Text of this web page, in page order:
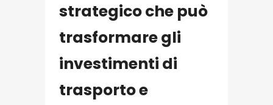
strategico che può
trasformare gli
investimenti di
trasporto e